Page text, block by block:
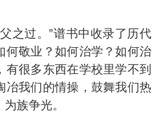
之过。”谱书中收录了历代
何敬业？如何治学？如何治
有很多东西在学校里学不到
冶我们的情操，鼓舞我们热
族争光。